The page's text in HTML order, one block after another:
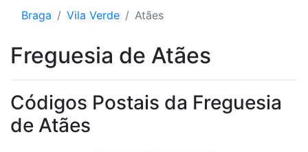
Braga Vila Verde Atães
Freguesia de Atães
Códigos Postais da Freguesia
de Atães